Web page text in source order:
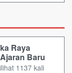
Raya
Baru
1137 kali